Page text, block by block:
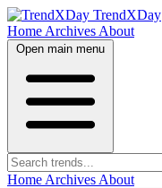
TrendXDay
Home Archives About
Open main menu
Home Archives About